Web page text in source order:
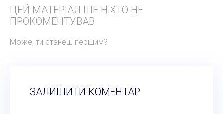
ЦЕЙ МАТЕРІАЛ ЩЕ НІХТО НЕ
ПРОКОМЕНТУВАВ
Може, ти станеш першим?
ЗАЛИШИТИ КОМЕНТАР